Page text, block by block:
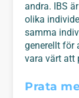
andra. IBS
olika
samma
generellt för
vara värt att
Prata